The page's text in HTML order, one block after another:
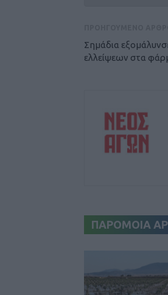
Σημάδια
ελλείψεων στα
ΠΑΡΟΜΟΙΑ